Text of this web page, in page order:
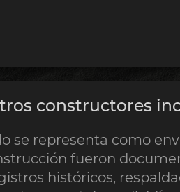
constructores
se representa como
fueron
históricos,